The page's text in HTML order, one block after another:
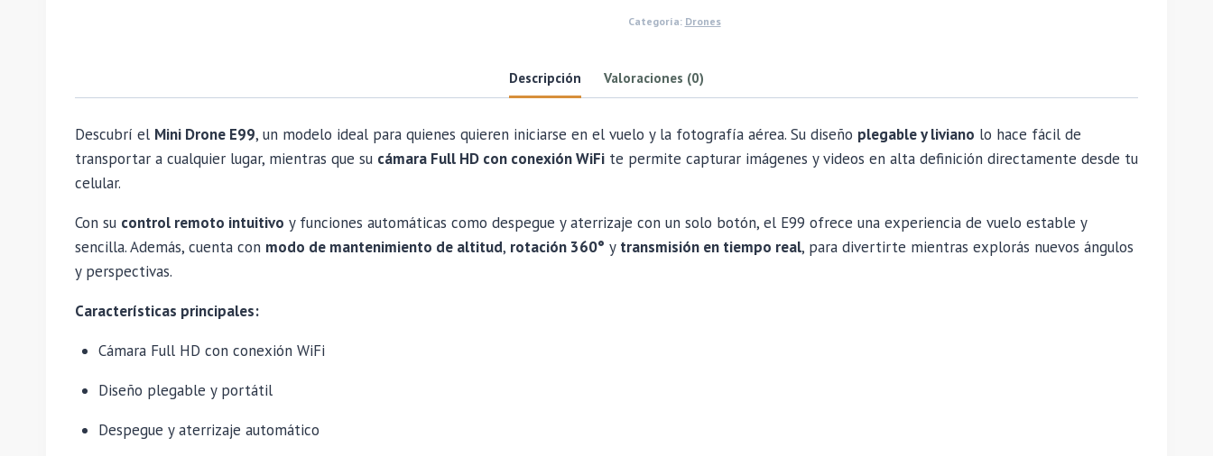
Categoría: Drones
Descripción Valoraciones (0)
Descubrí el Mini Drone E99, un modelo ideal para quienes quieren iniciarse en el vuelo y la fotografía aérea. Su diseño plegable y liviano lo hace fácil de
transportar a cualquier lugar, mientras que su cámara Full HD con conexión WiFi te permite capturar imágenes y videos en alta definición directamente desde tu
celular.
Con su control remoto intuitivo y funciones automáticas como despegue y aterrizaje con un solo botón, el E99 ofrece una experiencia de vuelo estable y
sencilla. Además, cuenta con modo de mantenimiento de altitud, rotación 360° y transmisión en tiempo real, para divertirte mientras explorás nuevos ángulos
y perspectivas.
Características principales:
Cámara Full HD con conexión WiFi
Diseño plegable y portátil
Despegue y aterrizaje automático